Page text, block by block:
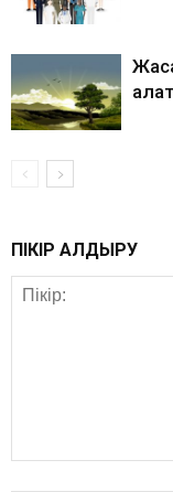
ПІКІР ҚАЛДЫРУ